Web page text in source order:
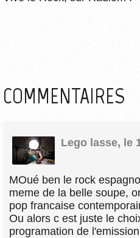
COMMENTAIRES
Lego lasse, le
MOué ben le rock
meme de la belle soupe,
pop francaise
Ou alors c est juste le
programation de